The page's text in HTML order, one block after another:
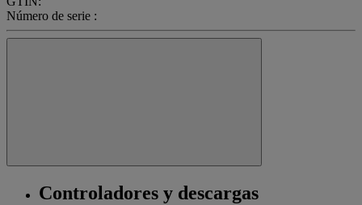
Número de serie :
Controladores y descargas